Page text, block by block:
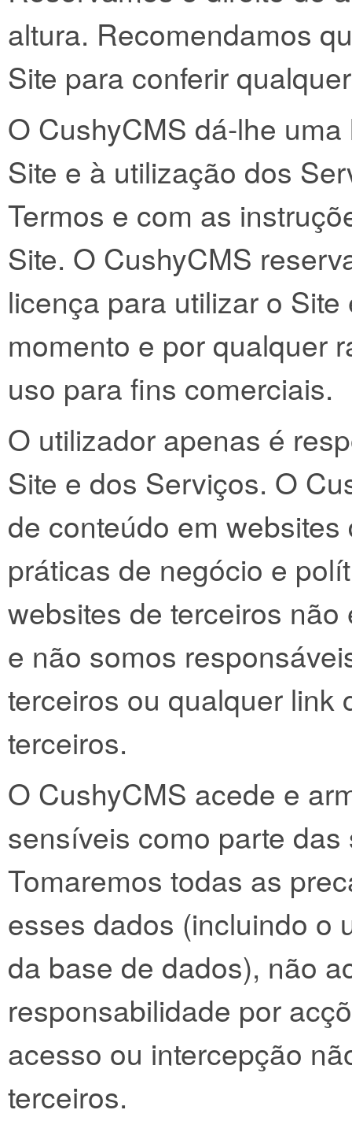
altura. Recomendamos
Site para conferir
O CushyCMS dá-lhe
Site e à utilização dos
Termos e com as
Site. O CushyCMS
licença para utilizar o
momento e por qualquer
uso para fins comerciais.
O utilizador apenas é
Site e dos Serviços. O
de conteúdo em
práticas de negócio e
websites de terceiros
e não somos
terceiros ou qualquer link
terceiros.
O CushyCMS acede e
sensíveis como parte
Tomaremos todas as
esses dados (incluindo o
da base de dados), não
responsabilidade por
acesso ou intercepção
terceiros.